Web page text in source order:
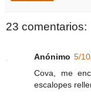
23 comentarios:
Anónimo 5/
Cova, me
escalopes